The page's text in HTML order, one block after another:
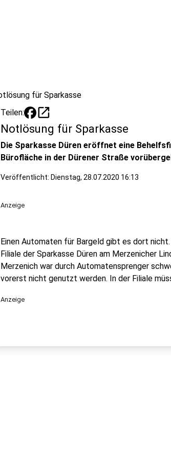
Teilen: open_in_new
Notlösung für Sparkasse
Die Sparkasse Düren eröffnet eine
Bürofläche in der Dürener Straße
Veröffentlicht: Dienstag, 28.07.2020 16:13
Anzeige
Einen Automaten für Bargeld gibt es dort
Filiale der Sparkasse Düren am Merzenicher
Merzenich war durch Automatensprenger
vorerst nicht genutzt werden. In der Filiale
Anzeige